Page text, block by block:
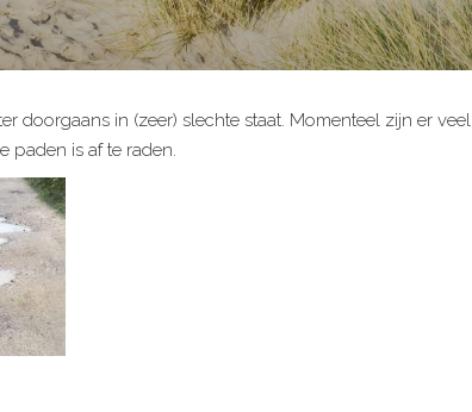
doorgaans in (zeer) slechte staat. Momenteel zijn er veel
paden is af te raden.